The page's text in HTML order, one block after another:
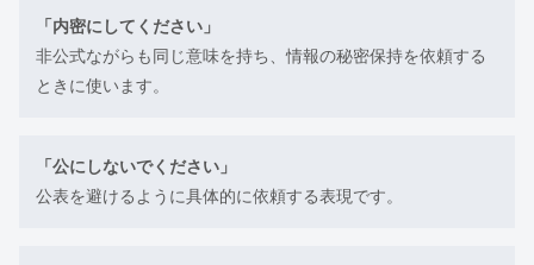
「内密にしてください」
非公式ながらも同じ意味を持ち、情報の秘密保持を依頼する
ときに使います。
「公にしないでください」
公表を避けるように具体的に依頼する表現です。